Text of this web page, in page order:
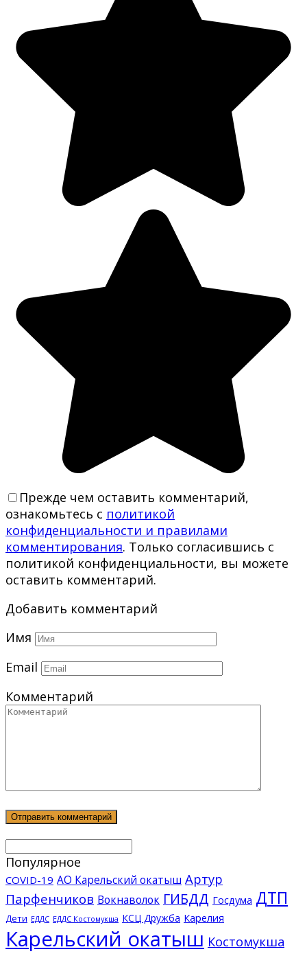
Прежде чем оставить комментарий,
ознакомьтесь с политикой
конфиденциальности и правилами
комментирования. Только согласившись с
политикой конфиденциальности, вы можете
оставить комментарий.
Добавить комментарий
Имя
Email
Комментарий
Популярное
COVID-19 АО Карельский окатыш Артур
Парфенчиков Вокнаволок ГИБДД Госдума ДТП
Дети ЕДДС ЕДДС Костомукша КСЦ Дружба Карелия
Карельский окатыш Костомукша